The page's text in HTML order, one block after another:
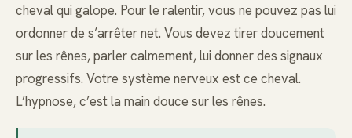
cheval qui galope. Pour le ralentir, vous ne pouvez pas lui
ordonner de s’arrêter net. Vous devez tirer doucement
sur les rênes, parler calmement, lui donner des signaux
progressifs. Votre système nerveux est ce cheval.
L’hypnose, c’est la main douce sur les rênes.